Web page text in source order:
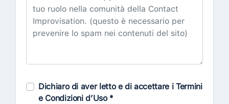
Dichiaro di aver letto e di accettare i Termini
e Condizioni d’Uso *